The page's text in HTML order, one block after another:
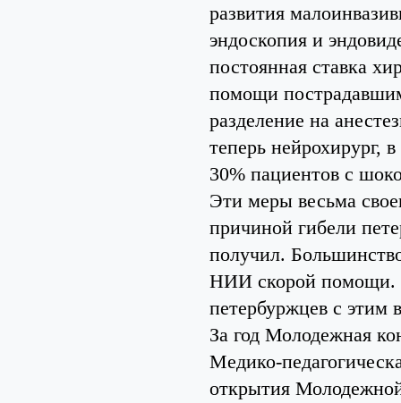
развития
эндоскопия и
постоянная ставка
помощи
разделение на
теперь нейрохирург,
30% пациентов с
Эти меры весьма
причиной гибели
получил.
НИИ скорой помощи.
петербуржцев с этим
За год Молодежная
Медико-
открытия